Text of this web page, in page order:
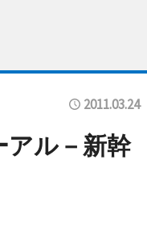
2011.03.24
アル－新幹